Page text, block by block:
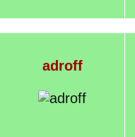
adroff